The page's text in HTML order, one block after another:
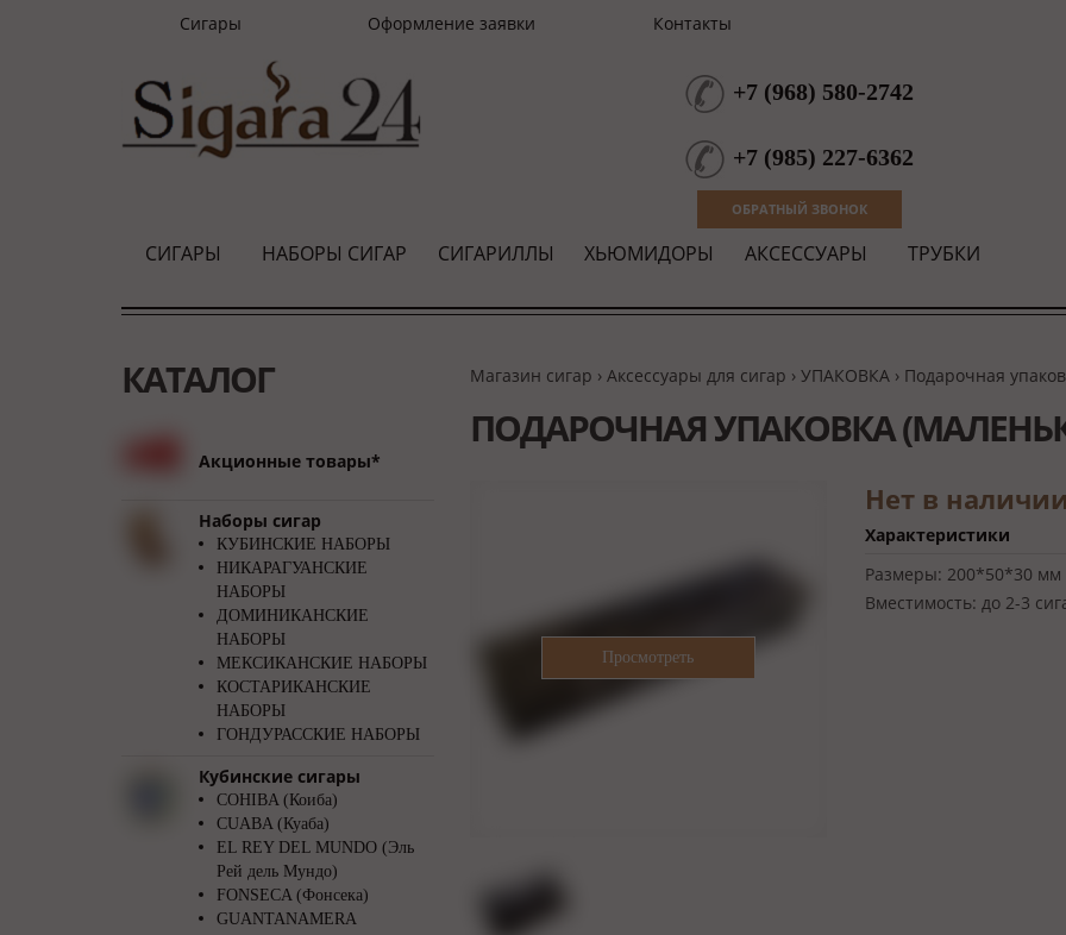
Сигары Оформление заявки Контакты
+7 (968) 580-2742
+7 (985) 227-6362
ОБРАТНЫЙ ЗВОНОК
СИГАРЫ НАБОРЫ СИГАР СИГАРИЛЛЫ ХЬЮМИДОРЫ АКСЕССУАРЫ ТРУБКИ
КАТАЛОГ
Акционные товары*
Наборы сигар
КУБИНСКИЕ НАБОРЫ
НИКАРАГУАНСКИЕ
НАБОРЫ
ДОМИНИКАНСКИЕ
НАБОРЫ
МЕКСИКАНСКИЕ НАБОРЫ
КОСТАРИКАНСКИЕ
НАБОРЫ
ГОНДУРАССКИЕ НАБОРЫ
Кубинские сигары
COHIBA (Коиба)
CUABA (Куаба)
EL REY DEL MUNDO (Эль
Рей дель Мундо)
FONSECA (Фонсека)
GUANTANAMERA
Магазин сигар › Аксессуары для сигар › УПАКОВКА› Подарочная
ПОДАРОЧНАЯ УПАКОВКА
Нет в
Характеристики
Размеры: 200*50*30 мм
Вместимость: до 2-3